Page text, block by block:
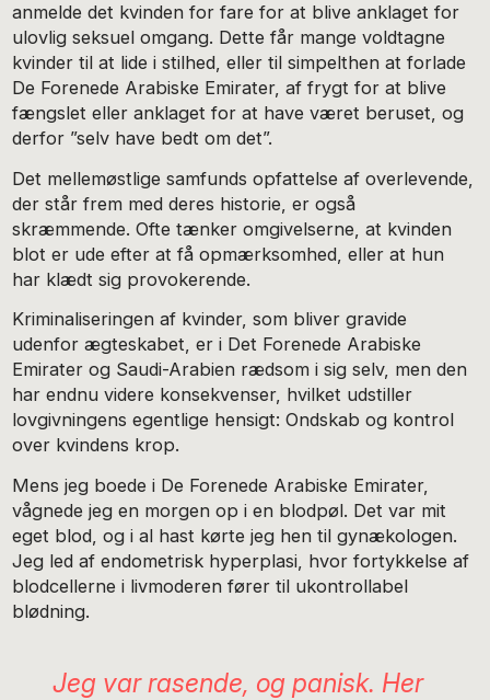
anmelde det kvinden for fare for at blive anklaget for
ulovlig seksuel omgang. Dette får mange voldtagne
kvinder til at lide i stilhed, eller til simpelthen at forlade
De Forenede Arabiske Emirater, af frygt for at blive
fængslet eller anklaget for at have været beruset, og
derfor ”selv have bedt om det”.
Det mellemøstlige samfunds opfattelse af overlevende,
der står frem med deres historie, er også
skræmmende. Ofte tænker omgivelserne, at kvinden
blot er ude efter at få opmærksomhed, eller at hun
har klædt sig provokerende.
Kriminaliseringen af kvinder, som bliver gravide
udenfor ægteskabet, er i Det Forenede Arabiske
Emirater og Saudi-Arabien rædsom i sig selv, men den
har endnu videre konsekvenser, hvilket udstiller
lovgivningens egentlige hensigt: Ondskab og kontrol
over kvindens krop.
Mens jeg boede i De Forenede Arabiske Emirater,
vågnede jeg en morgen op i en blodpøl. Det var mit
eget blod, og i al hast kørte jeg hen til gynækologen.
Jeg led af endometrisk hyperplasi, hvor fortykkelse af
blodcellerne i livmoderen fører til ukontrollabel
blødning.
Jeg var rasende, og panisk. Her